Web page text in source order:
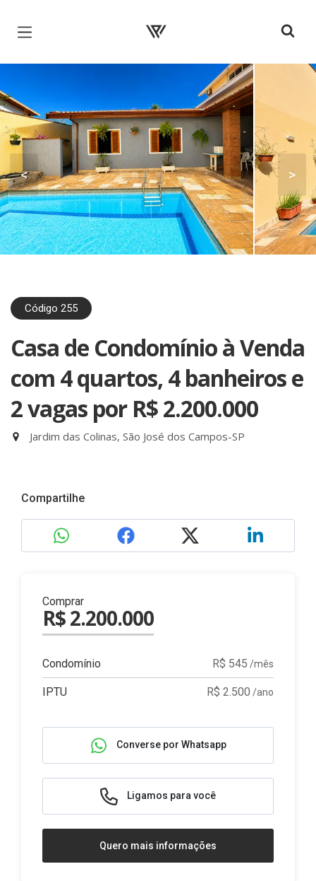
Página inicial
< >
Código 255
Casa de Condomínio à Venda
com 4 quartos, 4 banheiros e
2 vagas por R$ 2.200.000
Jardim das Colinas, São José dos Campos-SP
Compartilhe
Comprar
R$ 2.200.000
Condomínio R$ 545 /mês
IPTU R$ 2.500 /ano
Converse por Whatsapp
Ligamos para você
Quero mais informações